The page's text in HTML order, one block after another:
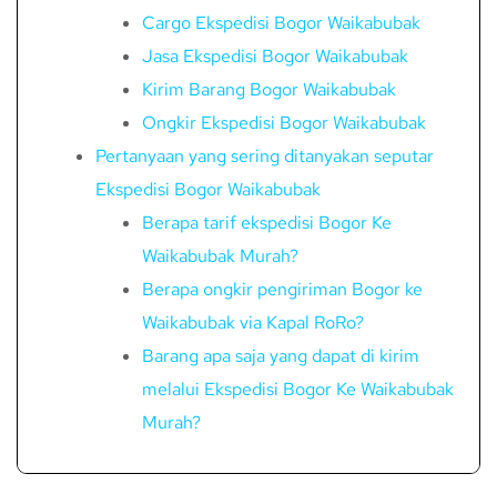
Cargo Ekspedisi Bogor Waikabubak
Jasa Ekspedisi Bogor Waikabubak
Kirim Barang Bogor Waikabubak
Ongkir Ekspedisi Bogor Waikabubak
Pertanyaan yang sering ditanyakan seputar
Ekspedisi Bogor Waikabubak
Berapa tarif ekspedisi Bogor Ke
Waikabubak Murah?
Berapa ongkir pengiriman Bogor ke
Waikabubak via Kapal RoRo?
Barang apa saja yang dapat di kirim
melalui Ekspedisi Bogor Ke Waikabubak
Murah?